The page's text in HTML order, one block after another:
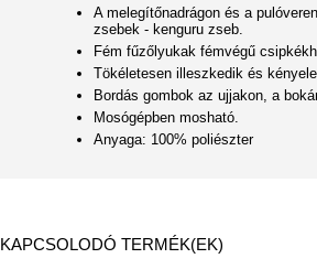
A melegítőnadrágon és a
zsebek - kenguru zseb.
Fém fűzőlyukak fémvégű
Tökéletesen illeszkedik és
Bordás gombok az ujjakon, a
Mosógépben mosható.
Anyaga: 100% poliészter
KAPCSOLODÓ TERMÉK(EK)